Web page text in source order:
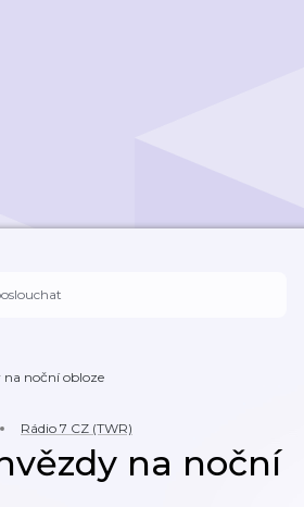
na noční obloze
Rádio 7 CZ (TWR)
na noční